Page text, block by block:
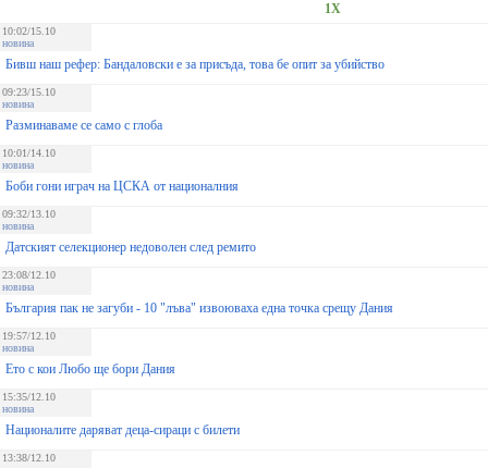
1X
10:02/15.10
новина
Бивш наш рефер: Бандаловски е за присъда, това бе опит за убийство
09:23/15.10
новина
Разминаваме се само с глоба
10:01/14.10
новина
Боби гони играч на ЦСКА от националния
09:32/13.10
новина
Датският селекционер недоволен след ремито
23:08/12.10
новина
България пак не загуби - 10 "лъва" извоюваха една точка срещу Дания
19:57/12.10
новина
Ето с кои Любо ще бори Дания
15:35/12.10
новина
Националите даряват деца-сираци с билети
13:38/12.10